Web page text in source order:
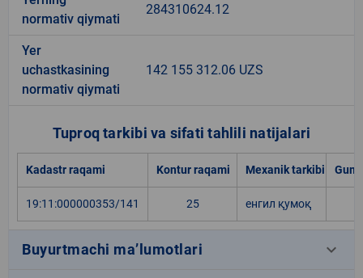
normativ qiymati
284310624.12
Yer
uchastkasining
normativ qiymati
142 155 312.06 UZS
Tuproq tarkibi va sifati tahlili natijalari
Kadastr raqami Kontur raqami Mexanik tarkibi
19:11:000000353/141 25 енгил қумоқ
Buyurtmachi ma’lumotlari keyboard_arrow_down